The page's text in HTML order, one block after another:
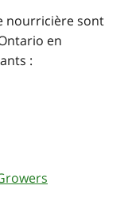
nourricière sont
en
: